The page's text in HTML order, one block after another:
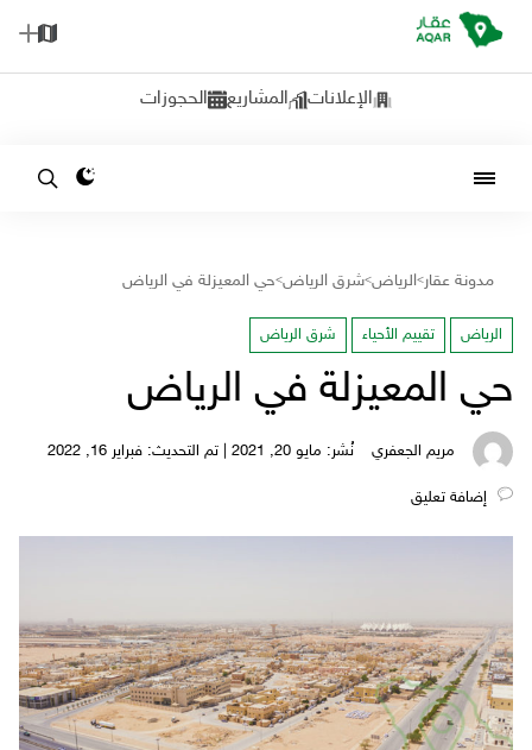
الإعلانات المشاريع الحجوزات
مدونة عقار>الرياض>شرق الرياض>حي المعيزلة في الرياض
الرياض تقييم الأحياء شرق الرياض
حي المعيزلة في الرياض
مريم الجعفري نُشر: مايو 20, 2021 | تم التحديث: فبراير 16, 2022